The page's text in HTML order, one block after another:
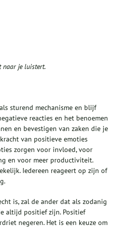
naar je luistert.
sturend mechanisme en blijf
reacties en het benoemen
en bevestigen van zaken die je
van positieve emoties
zorgen voor invloed, voor
en voor meer productiviteit.
Iedereen reageert op zijn of
is, zal de ander dat als zodanig
altijd positief zijn. Positief
negeren. Het is een keuze om